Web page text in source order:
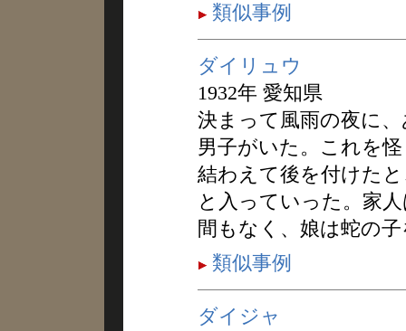
類似事例
ダイリュウ
1932年 愛知県
決まって風雨の夜に
男子がいた。これを
結わえて後を付けた
と入っていった。家
間もなく、娘は蛇の
類似事例
ダイジャ